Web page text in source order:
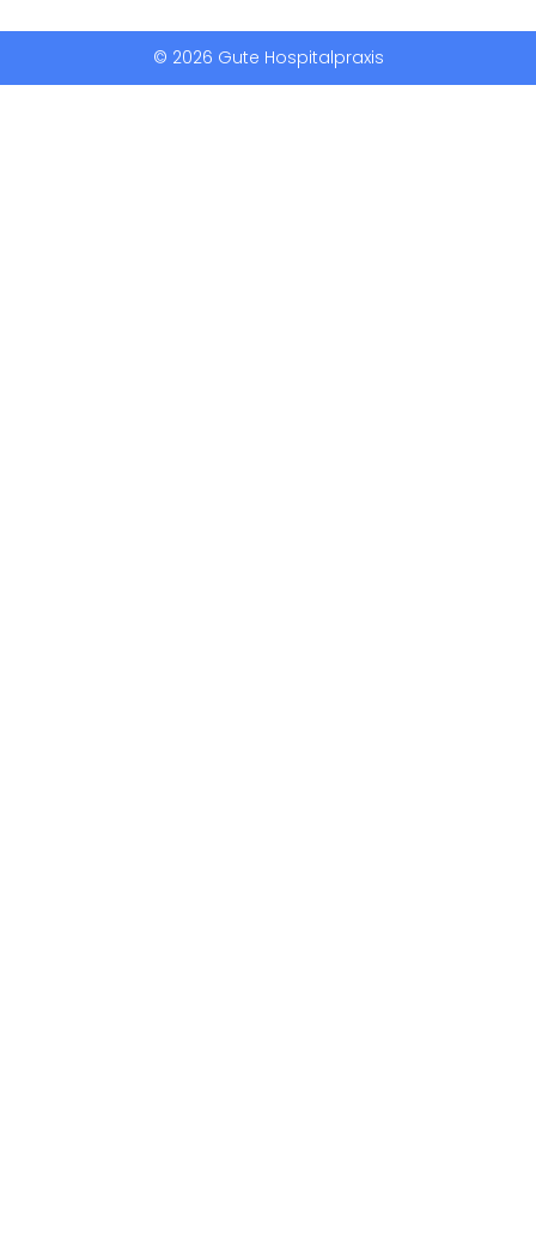
© 2026 Gute Hospitalpraxis